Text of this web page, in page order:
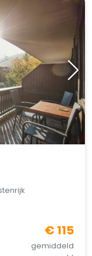
€ 115
gemiddeld